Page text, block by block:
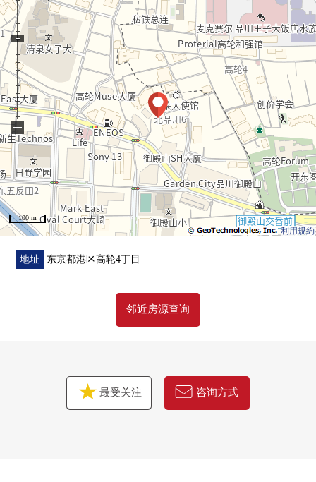
━━━━━━━━━━━━━━━・・・・・
○ 实际使用面积144.82平米，3LDK+WIC+SIC的房型
○ 1楼部分南西住戸
○ 约17.0张塌塌米宽敞的生活
○ 考虑家务流迹线的2WAY的厨房
○ 双盆的盥洗台
○ 对2个地方厕所有
○ 1822尺寸的浴室
○ 约4.0张塌塌米学习房有
○ 最大天花板高度2,600m(客厅·餐厅，西式房间)
○ 约17.10张塌塌米私人的Court有
■ Grand Blue 高轮
○ 在在"高轮"的高地的清静的住宅区伫立的低层Residence
○ 株式会社竹中工务店施工
○ 专用贮藏室有
○ 智能快递柜有
利用規約
100 m
−
地址 东京都港区高轮4丁目
邻近房源查询
最受关注 咨询方式